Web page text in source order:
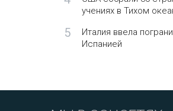
учениях в Тихом
5
Италия ввела
Испанией